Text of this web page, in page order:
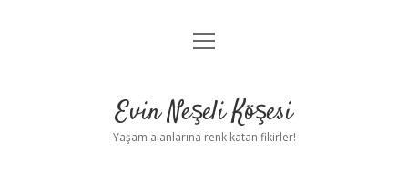
Anasayfa
Yasal Uyarı
menüyü
Evin Neşeli Köşesi
Yaşam alanlarına renk katan fikirler!